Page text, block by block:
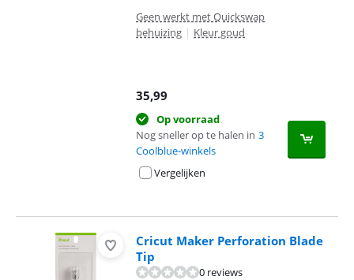
Geen werkt met Quickswap
behuizing | Kleur goud
35,99
Op voorraad
Nog sneller op te halen in 3
Coolblue-winkels
Vergelijken
Cricut Maker Perforation Blade
Tip
0 reviews